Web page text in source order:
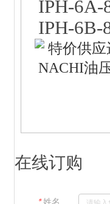
IPH-6A-
IPH-6B-
在线订购
＊姓名